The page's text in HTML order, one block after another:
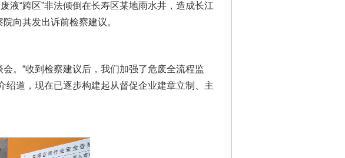
“跨区”非法倾倒在长寿区某地雨水井，造成长江
向其发出诉前检察建议。
“收到检察建议后，我们加强了危废全流程监
绍道，现在已逐步构建起从督促企业建章立制、主